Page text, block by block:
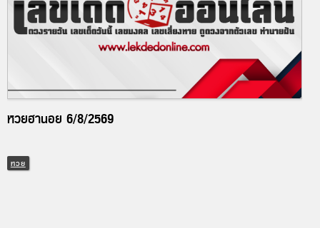
หวยฮานอย 6/8/2569
หวย